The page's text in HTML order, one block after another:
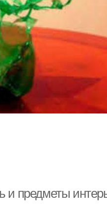
и предметы